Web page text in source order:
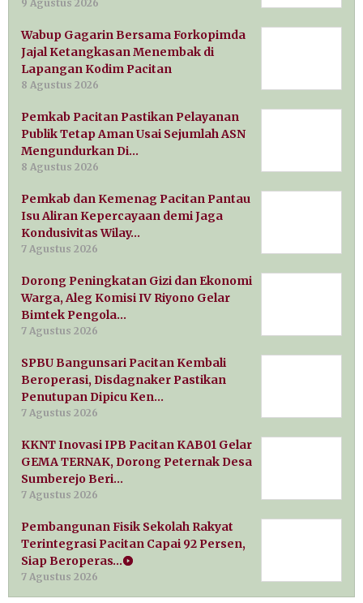
9 Agustus 2026
Wabup Gagarin Bersama Forkopimda
Jajal Ketangkasan Menembak di
Lapangan Kodim Pacitan
8 Agustus 2026
Pemkab Pacitan Pastikan Pelayanan
Publik Tetap Aman Usai Sejumlah ASN
Mengundurkan Di…
8 Agustus 2026
Pemkab dan Kemenag Pacitan Pantau
Isu Aliran Kepercayaan demi Jaga
Kondusivitas Wilay…
7 Agustus 2026
Dorong Peningkatan Gizi dan Ekonomi
Warga, Aleg Komisi IV Riyono Gelar
Bimtek Pengola…
7 Agustus 2026
SPBU Bangunsari Pacitan Kembali
Beroperasi, Disdagnaker Pastikan
Penutupan Dipicu Ken…
7 Agustus 2026
KKNT Inovasi IPB Pacitan KAB01 Gelar
GEMA TERNAK, Dorong Peternak Desa
Sumberejo Beri…
7 Agustus 2026
Pembangunan Fisik Sekolah Rakyat
Terintegrasi Pacitan Capai 92 Persen,
Siap Beroperas…
7 Agustus 2026